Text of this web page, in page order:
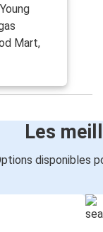
Mart,
Les
disponibles